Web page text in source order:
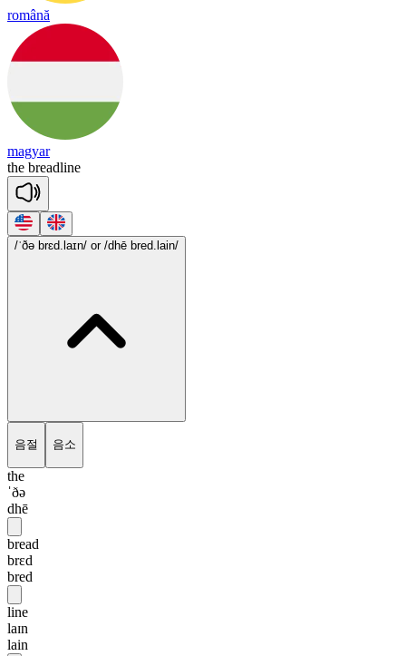
română
magyar
the breadline
/ˈðə brɛd.laɪn/ or /dhē bred.lain/
음절 음소
the
ˈðə
dhē
bread
brɛd
bred
line
laɪn
lain